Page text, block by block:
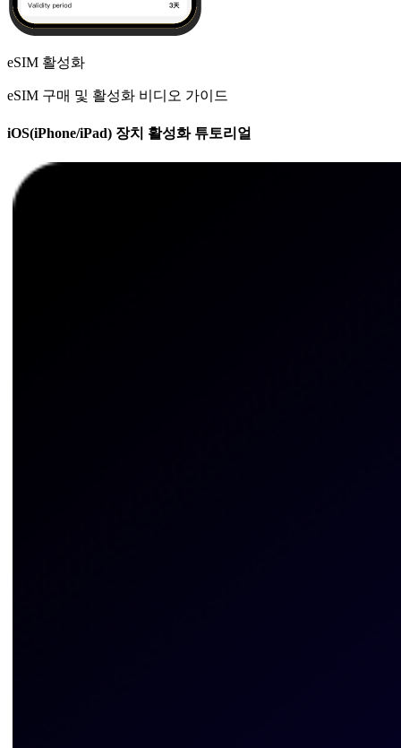
eSIM 활성화
eSIM 구매 및 활성화 비디오 가이드
iOS(iPhone/iPad) 장치 활성화 튜토리얼